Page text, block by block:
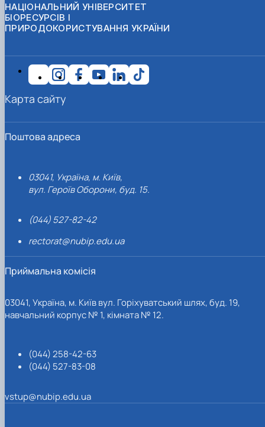
НАЦІОНАЛЬНИЙ УНІВЕРСИТЕТ
БІОРЕСУРСІВ І
ПРИРОДОКОРИСТУВАННЯ УКРАЇНИ
Поштова адреса
03041, Україна, м. Київ,
вул. Героїв Оборони, буд. 15.
(044) 527-82-42
rectorat@nubip.edu.ua
Приймальна комісія
03041, Україна, м. Київ вул. Горіхуватський шлях, буд. 19,
навчальний корпус № 1, кімната № 12.
(044) 258-42-63
(044) 527-83-08
vstup@nubip.edu.ua
Карта сайту